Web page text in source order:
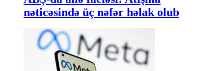
nəticəsində üç nəfər həlak olub